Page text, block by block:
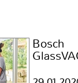
Bosch